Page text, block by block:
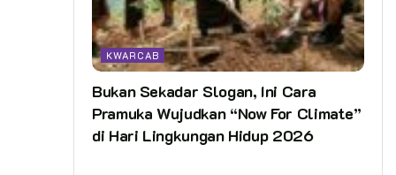
KWARCAB
Bukan Sekadar Slogan, Ini Cara
Pramuka Wujudkan “Now For Climate”
di Hari Lingkungan Hidup 2026